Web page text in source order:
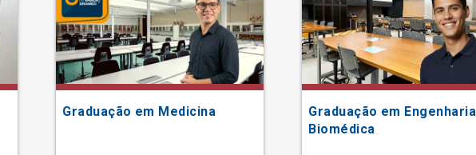
Graduação em Medicina
Graduação em Engenharia
Biomédica